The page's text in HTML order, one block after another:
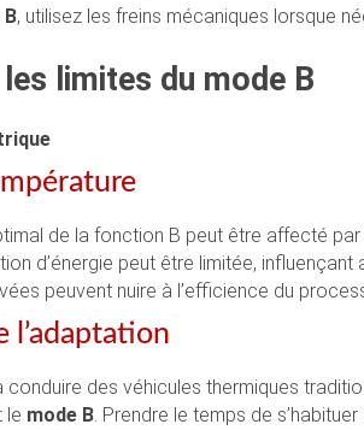
B, utilisez les freins mécaniques lorsque
limites du mode B
de la fonction B peut être affecté
d’énergie peut être limitée,
peuvent nuire à l’efficience du
l’adaptation
conduire des véhicules thermiques
le mode B . Prendre le temps de